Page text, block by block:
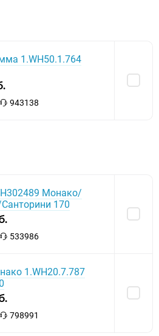
1.WH50.1.764
943138
Монако/
170
533986
1.WH20.7.787
798991